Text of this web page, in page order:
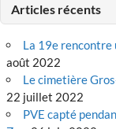
Articles récents
La 19e rencontre
août 2022
Le cimetière
22 juillet 2022
PVE capté